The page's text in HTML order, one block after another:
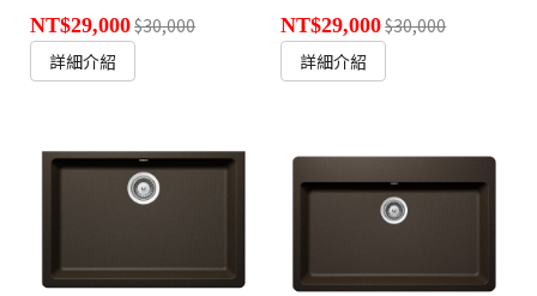
NT$29,000$30,000
詳細介紹
NT$29,000$30,000
詳細介紹